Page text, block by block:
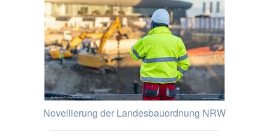
Novellierung der Landesbauordnung NRW